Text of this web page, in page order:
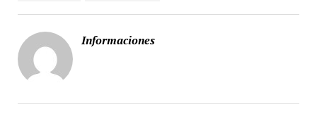
Informaciones